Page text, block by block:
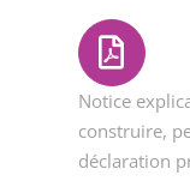
Notice
construire,
déclaration